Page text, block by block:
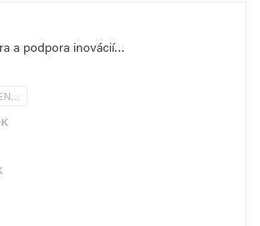
a podpora inovácií…